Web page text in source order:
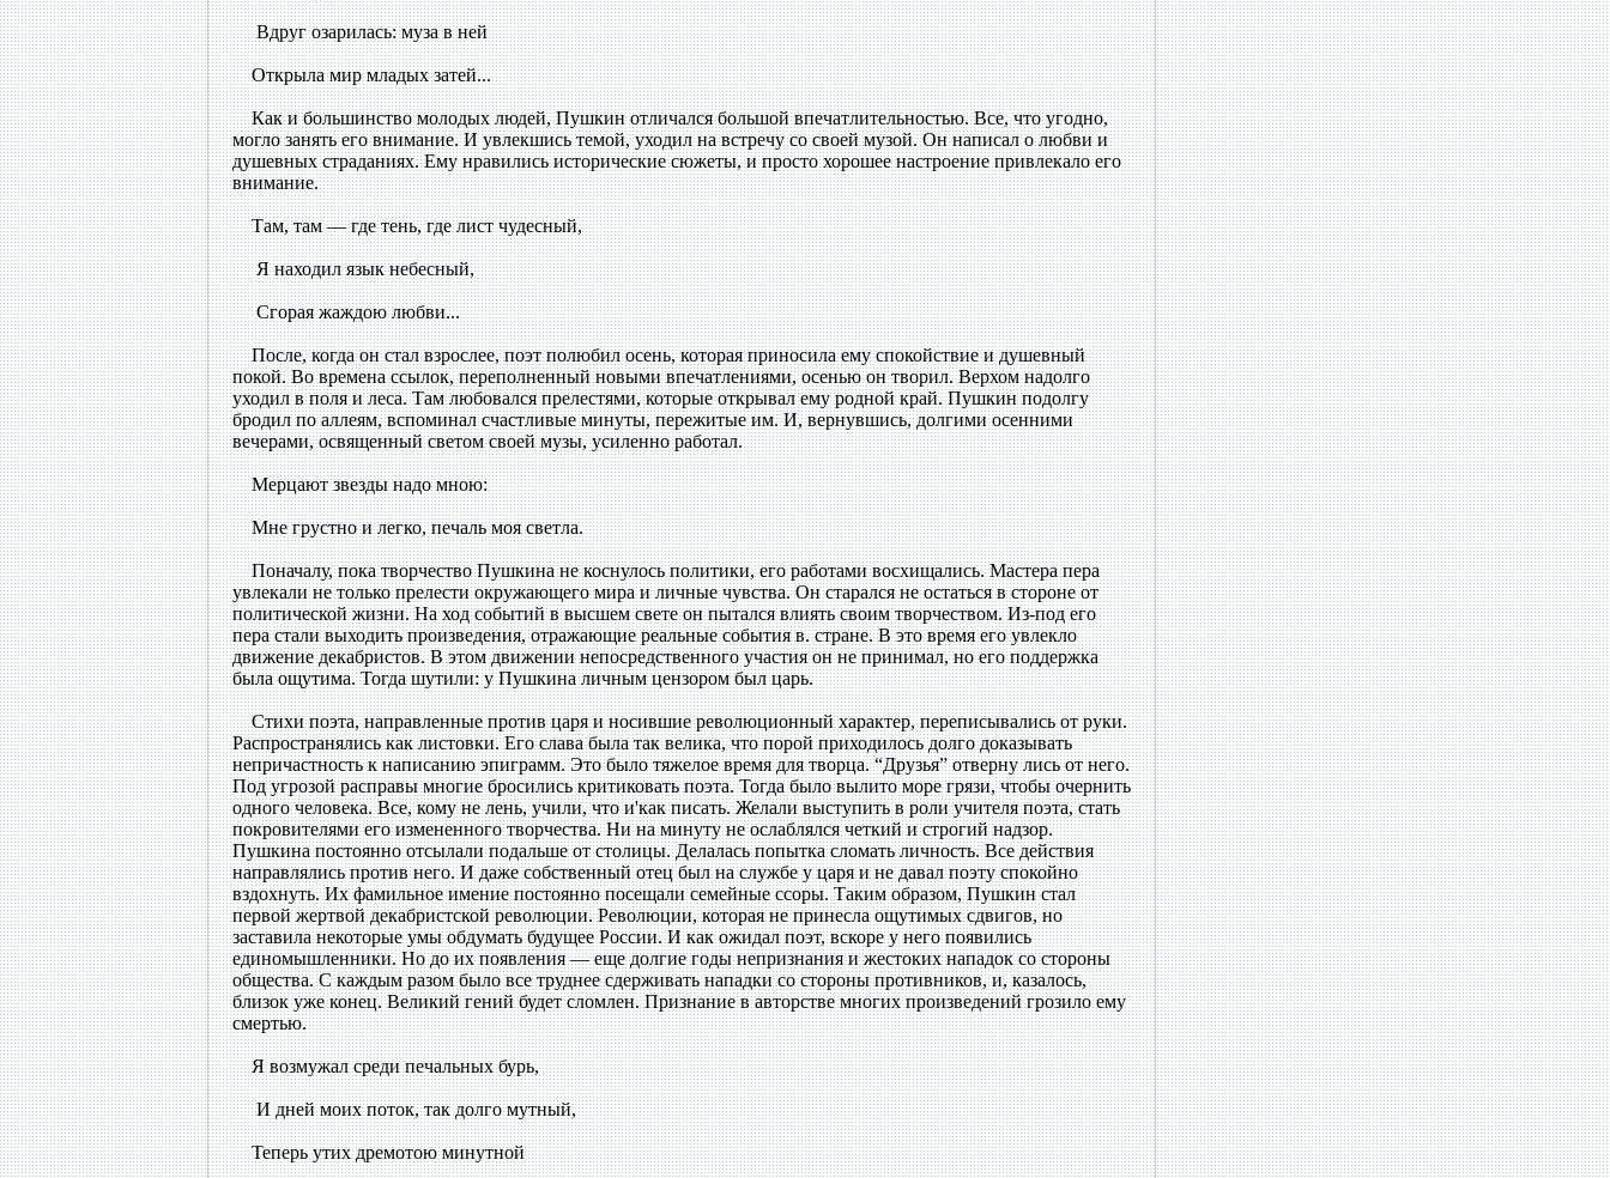
Вдруг озарилась: муза в ней
Открыла мир младых затей...
Как и большинство молодых людей, Пушкин отличался большой впечатлительностью. Все, что угодно,
могло занять его внимание. И увлекшись темой, уходил на встречу со своей музой. Он написал о любви и
душевных страданиях. Ему нравились исторические сюжеты, и просто хорошее настроение привлекало его
внимание.
Там, там — где тень, где лист чудесный,
Я находил язык небесный,
Сгорая жаждою любви...
После, когда он стал взрослее, поэт полюбил осень, которая приносила ему спокойствие и душевный
покой. Во времена ссылок, переполненный новыми впечатлениями, осенью он творил. Верхом надолго
уходил в поля и леса. Там любовался прелестями, которые открывал ему родной край. Пушкин подолгу
бродил по аллеям, вспоминал счастливые минуты, пережитые им. И, вернувшись, долгими осенними
вечерами, освященный светом своей музы, усиленно работал.
Мерцают звезды надо мною:
Мне грустно и легко, печаль моя светла.
Поначалу, пока творчество Пушкина не коснулось политики, его работами восхищались. Мастера пера
увлекали не только прелести окружающего мира и личные чувства. Он старался не остаться в стороне от
политической жизни. На ход событий в высшем свете он пытался влиять своим творчеством. Из-под его
пера стали выходить произведения, отражающие реальные события в. стране. В это время его увлекло
движение декабристов. В этом движении непосредственного участия он не принимал, но его поддержка
была ощутима. Тогда шутили: у Пушкина личным цензором был царь.
Стихи поэта, направленные против царя и носившие революционный характер, переписывались от руки.
Распространялись как листовки. Его слава была так велика, что порой приходилось долго доказывать
непричастность к написанию эпиграмм. Это было тяжелое время для творца. “Друзья” отверну лись от него.
Под угрозой расправы многие бросились критиковать поэта. Тогда было вылито море грязи, чтобы очернить
одного человека. Все, кому не лень, учили, что и'как писать. Желали выступить в роли учителя поэта, стать
покровителями его измененного творчества. Ни на минуту не ослаблялся четкий и строгий надзор.
Пушкина постоянно отсылали подальше от столицы. Делалась попытка сломать личность. Все действия
направлялись против него. И даже собственный отец был на службе у царя и не давал поэту спокойно
вздохнуть. Их фамильное имение постоянно посещали семейные ссоры. Таким образом, Пушкин стал
первой жертвой декабристской революции. Революции, которая не принесла ощутимых сдвигов, но
заставила некоторые умы обдумать будущее России. И как ожидал поэт, вскоре у него появились
единомышленники. Но до их появления — еще долгие годы непризнания и жестоких нападок со стороны
общества. С каждым разом было все труднее сдерживать нападки со стороны противников, и, казалось,
близок уже конец. Великий гений будет сломлен. Признание в авторстве многих произведений грозило ему
смертью.
Я возмужал среди печальных бурь,
И дней моих поток, так долго мутный,
Теперь утих дремотою минутной